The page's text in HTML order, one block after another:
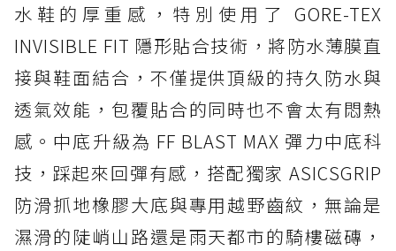
水鞋的厚重感，特別使用了 GORE-TEX
INVISIBLE FIT 隱形貼合技術，將防水薄膜直
接與鞋面結合，不僅提供頂級的持久防水與
透氣效能，包覆貼合的同時也不會太有悶熱
感。中底升級為 FF BLAST MAX 彈力中底科
技，踩起來回彈有感，搭配獨家 ASICSGRIP
防滑抓地橡膠大底與專用越野齒紋，無論是
濕滑的陡峭山路還是雨天都市的騎樓磁磚，